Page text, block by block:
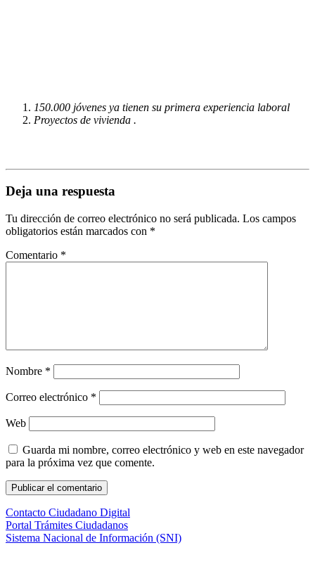
150.000 jóvenes ya tienen su primera experiencia laboral
Proyectos de vivienda .
Deja una respuesta
Tu dirección de correo electrónico no será publicada. Los campos
obligatorios están marcados con *
Comentario *
Nombre *
Correo electrónico *
Web
Guarda mi nombre, correo electrónico y web en este navegador
para la próxima vez que comente.
Contacto Ciudadano Digital
Portal Trámites Ciudadanos
Sistema Nacional de Información (SNI)